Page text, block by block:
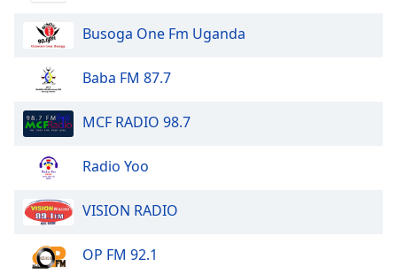
Busoga One Fm Uganda
Baba FM 87.7
MCF RADIO 98.7
Radio Yoo
VISION RADIO
OP FM 92.1